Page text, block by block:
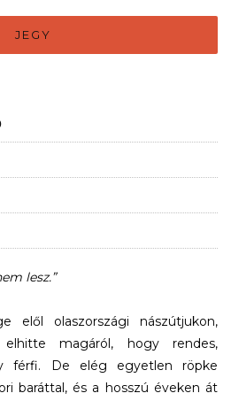
JEGY
lesz.”
elől olaszországi nászútjukon,
magáról, hogy rendes,
férfi. De elég egyetlen röpke
baráttal, és a hosszú éveken át